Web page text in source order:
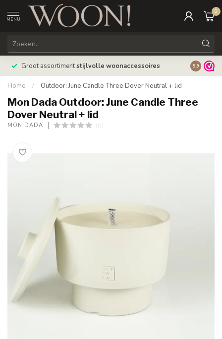
MENU
0
Groot assortimentstijlvolle woonaccessoires 9.9
Home / Outdoor: June Candle Three Dover Neutral + lid
Mon Dada Outdoor: June Candle Three
Dover Neutral + lid
MON DADA (0)